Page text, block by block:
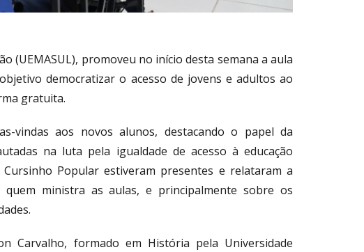
(UEMASUL), promoveu no início desta semana a aula
democratizar o acesso de jovens e adultos ao
gratuita.
vindas aos novos alunos, destacando o papel da
na luta pela igualdade de acesso à educação
Popular estiveram presentes e relataram a
ministra as aulas, e principalmente sobre os
Carvalho, formado em História pela Universidade